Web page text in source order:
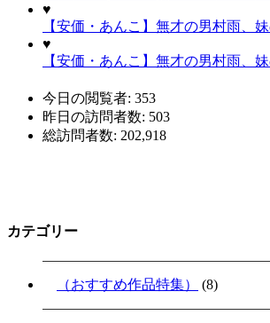
♥
【安価・あんこ】無才の男村雨、
♥
【安価・あんこ】無才の男村雨、
今日の閲覧者: 353
昨日の訪問者数: 503
総訪問者数: 202,918
カテゴリー
（おすすめ作品特集） (8)